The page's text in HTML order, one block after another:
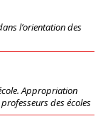
l’orientation des
Appropriation
des écoles